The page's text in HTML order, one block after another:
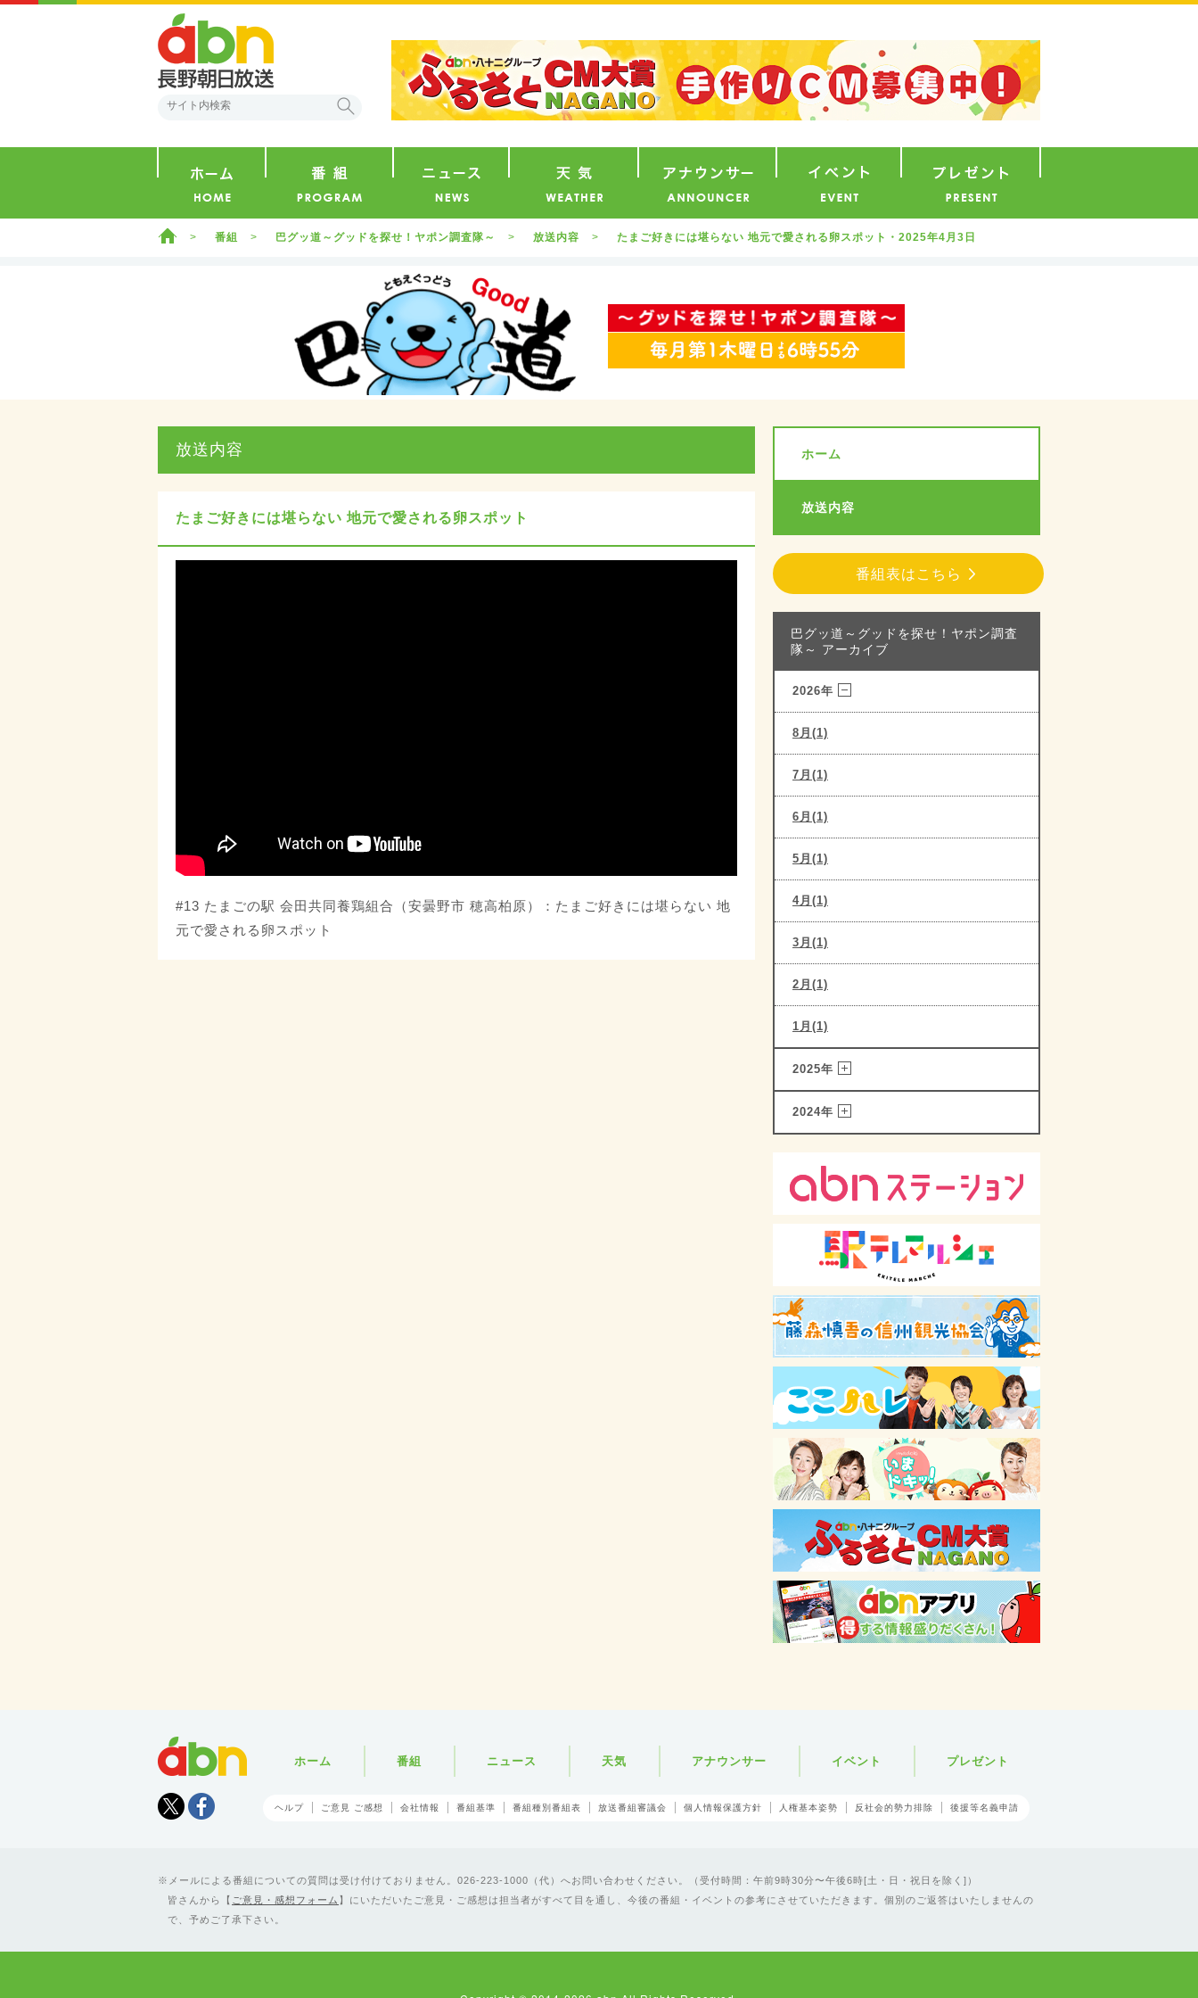
ホーム 番組 巴グッ道～グッドを探せ！ヤポン調査隊～ 放送内容 たまご好きには堪らない 地元で愛される卵スポット・2025年4月3日
放送内容
たまご好きには堪らない 地元で愛される卵スポット
#13 たまごの駅 会田共同養鶏組合（安曇野市 穂高柏原）：たまご好きには堪らない 地
元で愛される卵スポット
ホーム
放送内容
番組表はこちら
巴グッ道～グッドを探せ！ヤポン調査
隊～ アーカイブ
2026年
8月(1)
7月(1)
6月(1)
5月(1)
4月(1)
3月(1)
2月(1)
1月(1)
2025年
2024年
Tweet
ホーム 番組 ニュース 天気 アナウンサー イベント プレゼント
ヘルプ ご意見 ご感想 会社情報 番組基準 番組種別番組表 放送番組審議会 個人情報保護方針 人権基本姿勢 反社会的勢力排除 後援等名義申請
メールによる番組についての質問は受け付けておりません。026-223-1000（代）へお問い合わせください。（受付時間：午前9時30分〜午後6時[土・日・祝日を除く]）
皆さんから【 ご意見・感想フォーム 】にいただいたご意見・ご感想は担当者がすべて目を通し、今後の番組・イベントの参考にさせていただきます。個別のご返答はいたしませんの
で、予めご了承下さい。